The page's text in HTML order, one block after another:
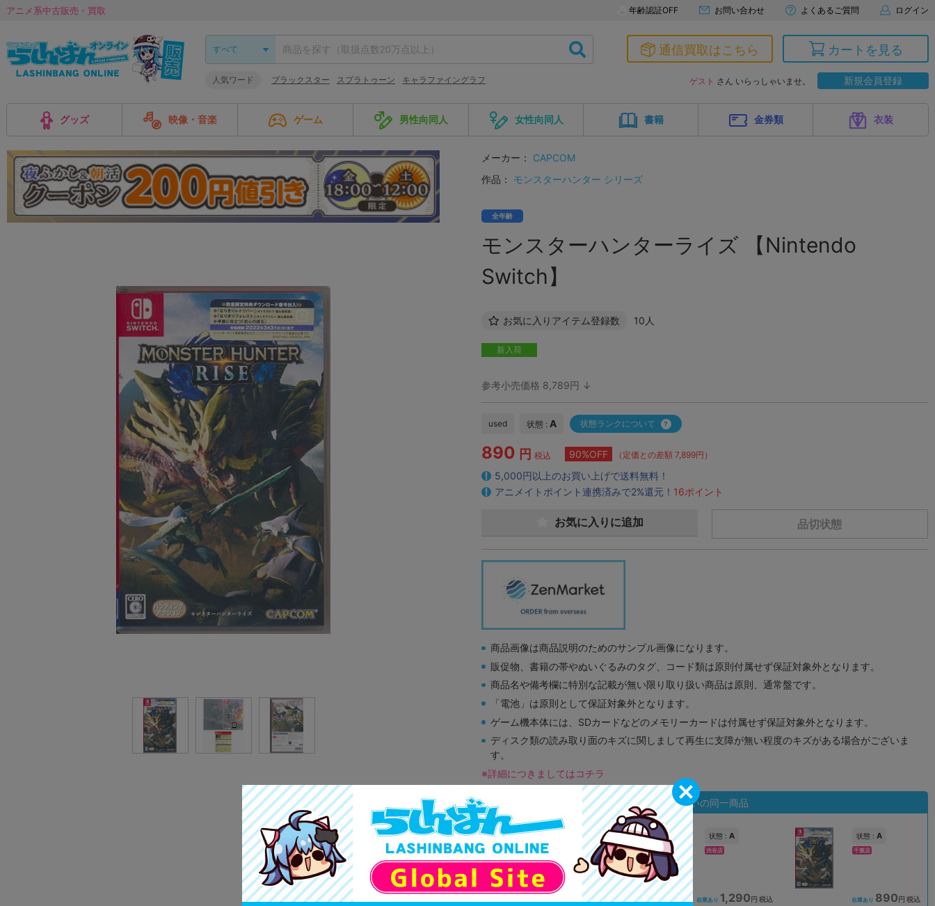
アニメ系中古販売・買取 年齢認証OFF お問い合わせ よくあるご質問 ログイン
人気ワード ブラックスター スプラトゥーン キャラファイングラフ
通信買取はこちら カートを見る
ゲスト さん いらっしゃいませ。 新規会員登録
グッズ 映像・音楽 ゲーム 男性向同人 女性向同人 書籍 金券類 衣装
メーカー：
CAPCOM
作品：
モンスターハンター シリーズ
全年齢
モンスターハンターライズ 【Nintendo
Switch】
お気に入りアイテム登録数 10人
新入荷
参考小売価格 8,789円 ↓
used 状態 : A 状態ランクについて
890 円 税込 90%OFF （定価との差額 7,899円）
5,000円以上のお買い上げで送料無料！
アニメイトポイント連携済みで2%還元！ 16ポイント
品切状態
お気に入りに追加
商品画像は商品説明のためのサンプル画像になります。
販促物、書籍の帯やぬいぐるみのタグ、コード類は原則付属せず保証対象外となります。
商品名や備考欄に特別な記載が無い限り取り扱い商品は原則、通常盤です。
「電池」は原則として保証対象外となります。
ゲーム機本体には、SDカードなどのメモリーカードは付属せず保証対象外となります。
ディスク類の読み取り面のキズに関しまして再生に支障が無い程度のキズがある場合がございま
す。
※詳細につきましてはコチラ
状態違いの同一商品
状態 :B
オンライン
1,280円 税込
状態 : A
渋谷店
在庫あり 1,290円 税込
状態 : A
千葉店
在庫あり 890円 税込